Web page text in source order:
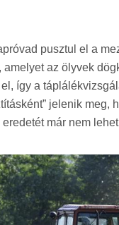
pusztul el a
amelyet az ölyvek
így a
jelenik meg,
már nem